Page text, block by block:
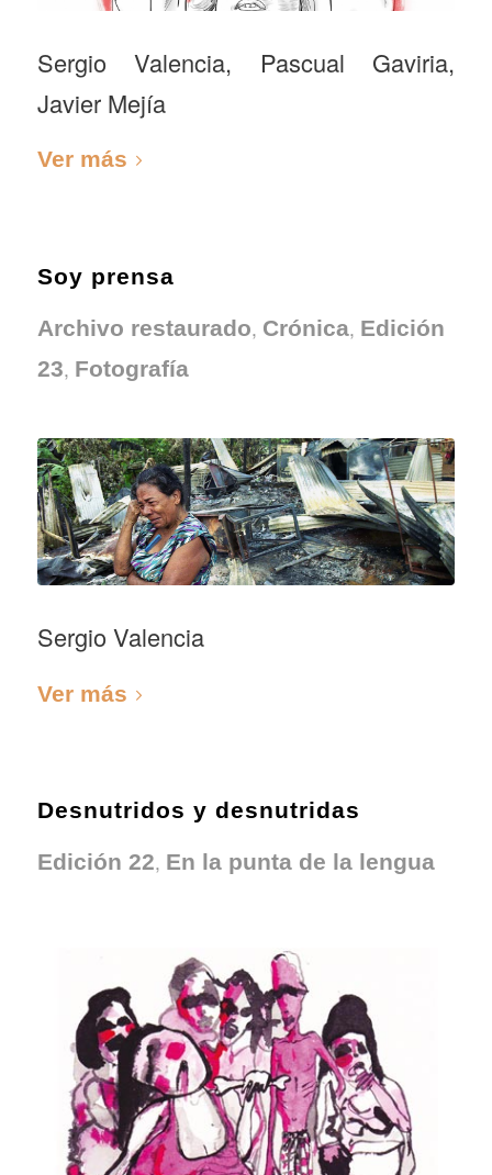
Sergio Valencia, Pascual Gaviria,
Javier Mejía
Ver más
Soy prensa
Archivo restaurado, Crónica, Edición
23, Fotografía
Sergio Valencia
Ver más
Desnutridos y desnutridas
Edición 22, En la punta de la lengua